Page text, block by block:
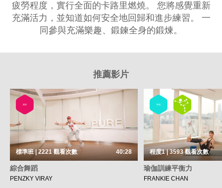
疲勞程度，實行全面的卡路里燃燒。 您將感覺重新
充滿活力，並知道如何安全地回歸和進步練習。 一
同參與充滿樂趣、鍛鍊全身的鍛煉。
推薦影片
健身
標準班 | 2221觀看次數 40:28
綜合舞蹈
PENZKY VIRAY
瑜伽
程度1 | 3593 觀看次數
瑜伽訓練平衡力
FRANKIE CHAN